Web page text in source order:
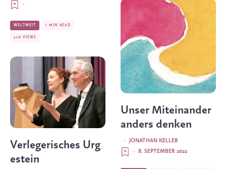
·
WELTWEIT 1 MIN READ
226 VIEWS
Verlegerisches Urg
estein
Unser Miteinander
anders denken
JONATHAN KELLER
·
8. SEPTEMBER 2022
·